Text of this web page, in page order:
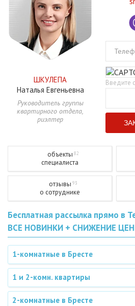
ШКУЛЕПА
Наталья Евгеньевна
Руководитель группы
квартирного отдела,
риэлтер
Введите
объекты 82
специалиста
отзывы 93
о сотруднике
Бесплатная рассылка прямо в
ВСЕ НОВИНКИ + СНИЖЕНИЕ
1-комнатные в Бресте
1 и 2-комн. квартиры
2-комнатные в Бресте